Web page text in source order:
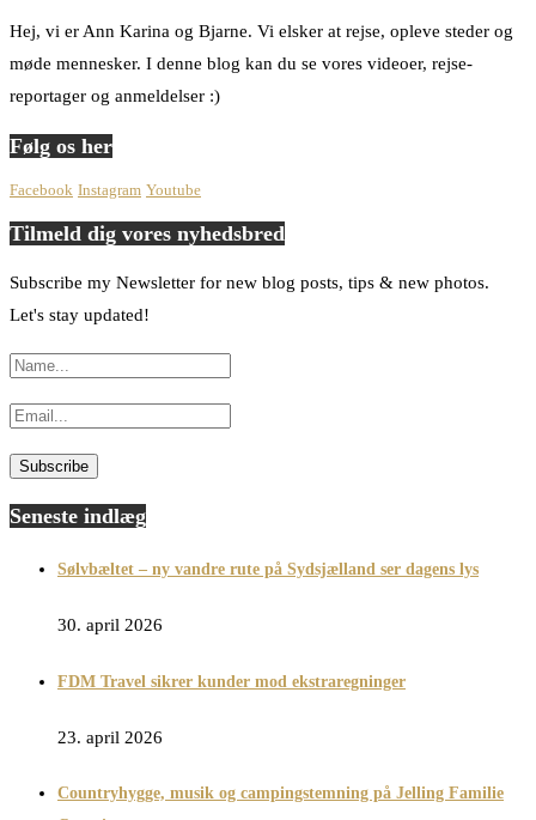
Hej, vi er Ann Karina og Bjarne. Vi elsker at rejse, opleve steder og
møde mennesker. I denne blog kan du se vores videoer, rejse-
reportager og anmeldelser :)
Følg os her
Facebook Instagram Youtube
Tilmeld dig vores nyhedsbred
Subscribe my Newsletter for new blog posts, tips & new photos.
Let's stay updated!
Seneste indlæg
Sølvbæltet – ny vandre rute på Sydsjælland ser dagens lys
30. april 2026
FDM Travel sikrer kunder mod ekstraregninger
23. april 2026
Countryhygge, musik og campingstemning på Jelling Familie